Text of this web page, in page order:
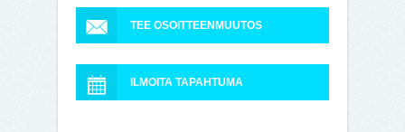
TEE OSOITTEENMUUTOS
ILMOITA TAPAHTUMA